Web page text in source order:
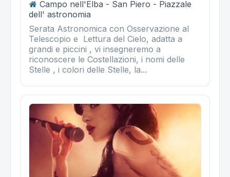
Campo nell'Elba - San Piero - Piazzale
dell' astronomia
Serata Astronomica con Osservazione al
Telescopio e Lettura del Cielo, adatta a
grandi e piccini , vi insegneremo a
riconoscere le Costellazioni, i nomi delle
Stelle , i colori delle Stelle, la...